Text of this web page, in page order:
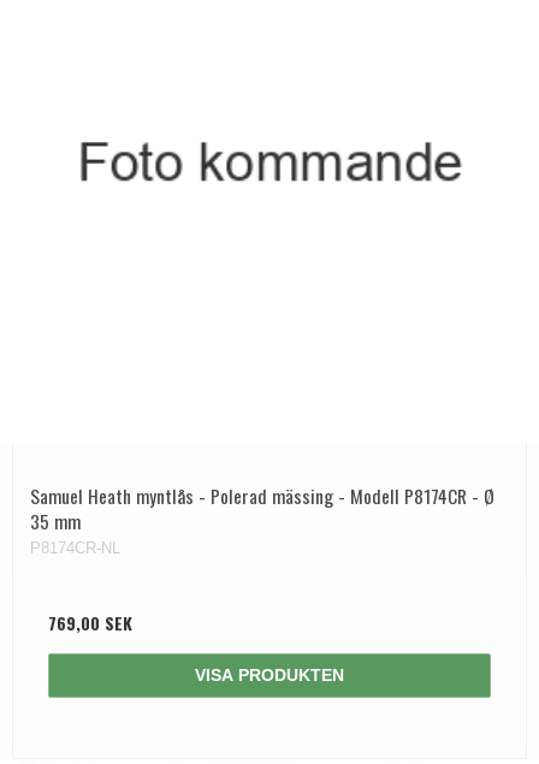
Samuel Heath myntlås - Polerad mässing - Modell P8174CR - Ø
35 mm
P8174CR-NL
769,00 SEK
VISA PRODUKTEN